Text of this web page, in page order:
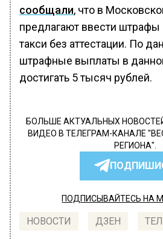
сообщали, что в
предлагают ввести штрафы
такси без аттестации. По
штрафные выплаты в
достигать 5 тысяч рублей.
БОЛЬШЕ АКТУАЛЬНЫХ
ВИДЕО В ТЕЛЕГРАМ-КАНАЛЕ
РЕГИОНА".
ПОДПИСЫВАЙТЕСЬ НА
НОВОСТИ ДЗЕН